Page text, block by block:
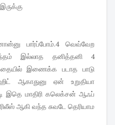
பார்ப்போம்.4 வெவ்வேற
இல்லாத தனித்தனி 4
இணைக்க படாத பாடு
ஆகாதுனு ஏன் உறுதியா
இதெ மாதிரி கலெக்சன் ஆஃப்
ரிலீஸ் ஆகி வந்த சுவடே தெரியாம